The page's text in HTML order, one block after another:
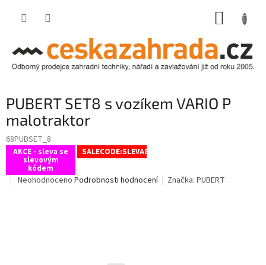
PUBERT SET8 s vozíkem VARIO P
malotraktor
68PUBSET_8
AKCE - sleva se
slevovým
kódem
SALECODE:SLEVA8:8:%
Průměrné
Neohodnoceno Podrobnosti hodnocení Značka:PUBERT